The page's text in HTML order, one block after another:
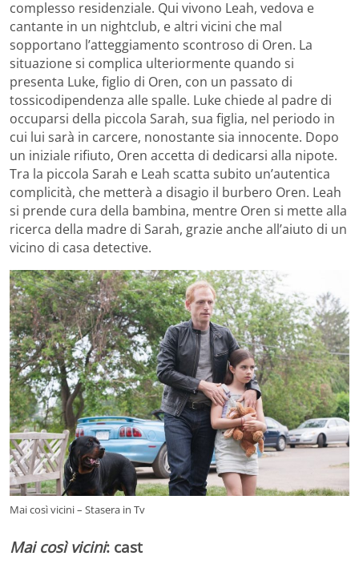
complesso residenziale. Qui vivono Leah, vedova e
cantante in un nightclub, e altri vicini che mal
sopportano l’atteggiamento scontroso di Oren. La
situazione si complica ulteriormente quando si
presenta Luke, figlio di Oren, con un passato di
tossicodipendenza alle spalle. Luke chiede al padre di
occuparsi della piccola Sarah, sua figlia, nel periodo in
cui lui sarà in carcere, nonostante sia innocente. Dopo
un iniziale rifiuto, Oren accetta di dedicarsi alla nipote.
Tra la piccola Sarah e Leah scatta subito un’autentica
complicità, che metterà a disagio il burbero Oren. Leah
si prende cura della bambina, mentre Oren si mette alla
ricerca della madre di Sarah, grazie anche all’aiuto di un
vicino di casa detective.
Mai così vicini – Stasera in Tv
Mai così vicini: cast